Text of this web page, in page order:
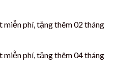
phí, tặng thêm 02 tháng
phí, tặng thêm 04 tháng